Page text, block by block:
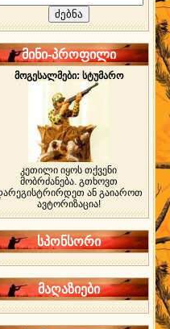
მინი-პროფილი
მოგესალმები: სტუმარო
კეთილი იყოს თქვენი
მობრძანება. გთხოვთ
ან გაიაროთ
ავტორიზაცია!
სპონსორი
მაღაზიები